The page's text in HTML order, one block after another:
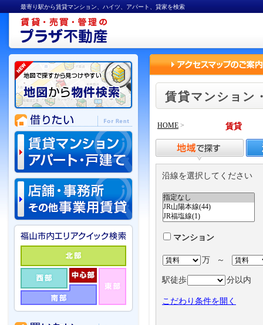
最寄り駅から賃貸マンション、ハイツ、アパート、貸家を検索
賃貸マンション
HOME > 賃貸
沿線を選択してください
マンション
万 ～
駅徒歩 分以内
こだわり条件を開く